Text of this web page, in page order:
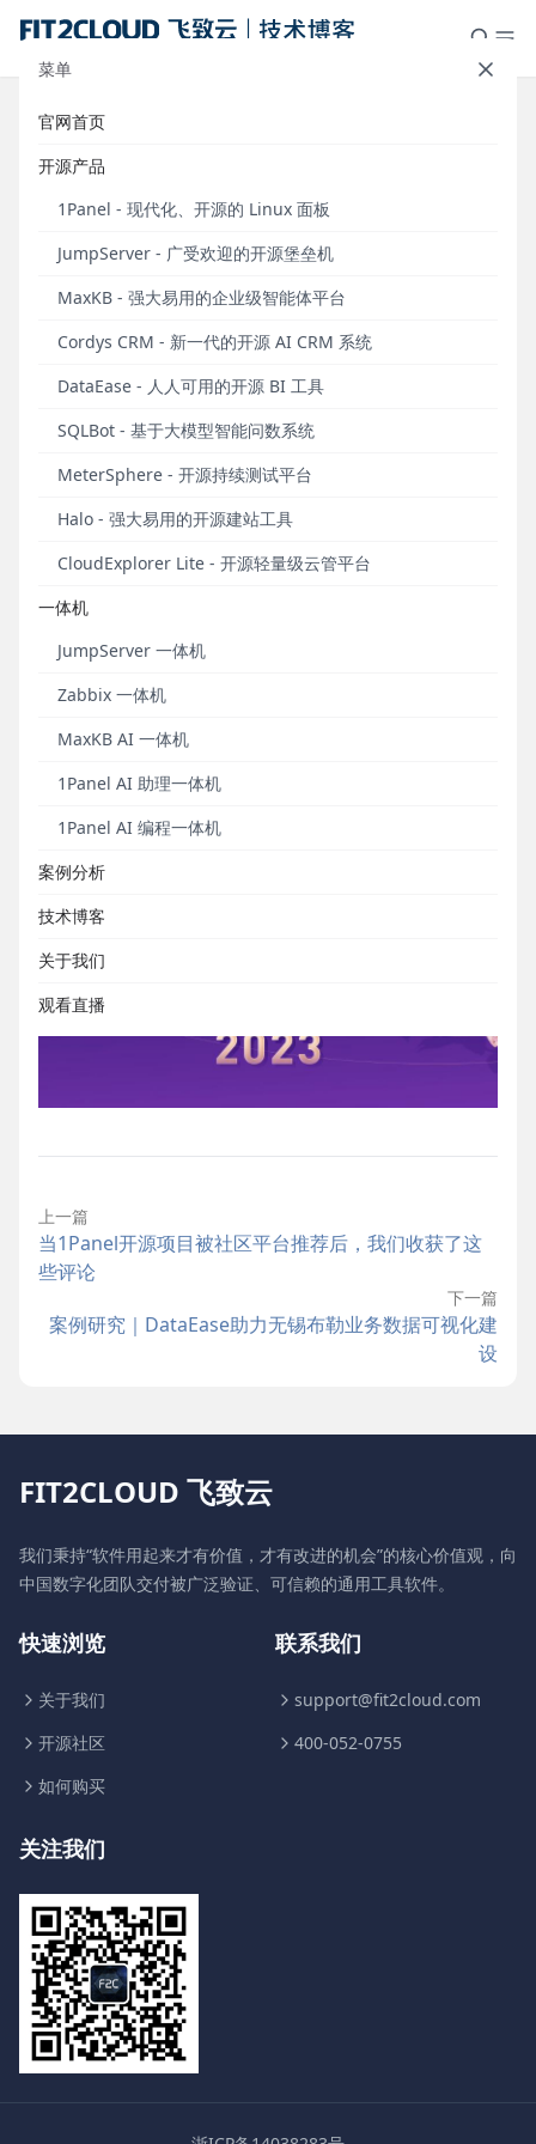
菜单
官网首页
开源产品
1Panel - 现代化、开源的 Linux 面板
JumpServer - 广受欢迎的开源堡垒机
MaxKB - 强大易用的企业级智能体平台
Cordys CRM - 新一代的开源 AI CRM 系统
DataEase - 人人可用的开源 BI 工具
SQLBot - 基于大模型智能问数系统
MeterSphere - 开源持续测试平台
Halo - 强大易用的开源建站工具
CloudExplorer Lite - 开源轻量级云管平台
一体机
JumpServer 一体机
Zabbix 一体机
MaxKB AI 一体机
1Panel AI 助理一体机
1Panel AI 编程一体机
案例分析
技术博客
关于我们
观看直播
FIT2CLOUD飞致云恭祝您中秋快
乐！
上一篇
当1Panel开源项目被社区平台推荐后，我们收获了这
些评论
下一篇
案例研究｜DataEase助力无锡布勒业务数据可视化建
设
FIT2CLOUD 飞致云
我们秉持“软件用起来才有价值，才有改进的机会”的核心价值观，向
中国数字化团队交付被广泛验证、可信赖的通用工具软件。
快速浏览
关于我们
开源社区
如何购买
联系我们
support@fit2cloud.com
400-052-0755
关注我们